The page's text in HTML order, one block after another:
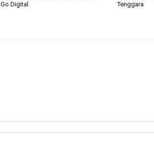
Go Digital
Tenggara